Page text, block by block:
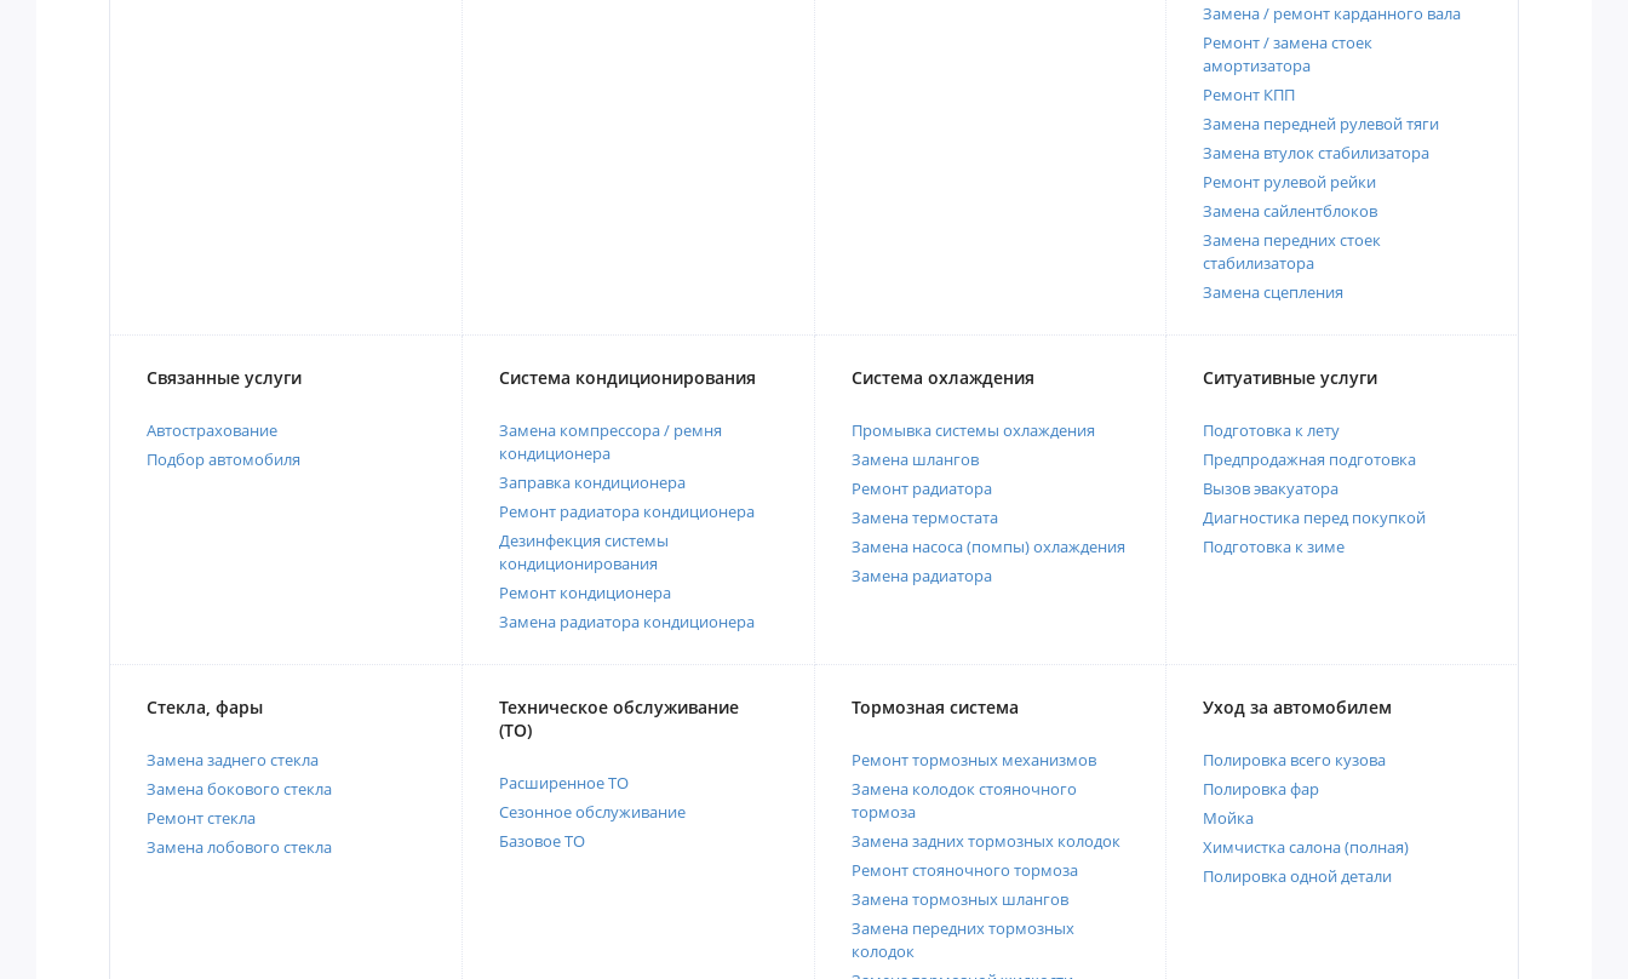
Замена / ремонт карданного вала
Ремонт / замена стоек
амортизатора
Ремонт КПП
Замена передней рулевой тяги
Замена втулок стабилизатора
Ремонт рулевой рейки
Замена сайлентблоков
Замена передних стоек
стабилизатора
Замена сцепления
Связанные услуги
Автострахование
Подбор автомобиля
Система кондиционирования
Замена компрессора / ремня
кондиционера
Заправка кондиционера
Ремонт радиатора кондиционера
Дезинфекция системы
кондиционирования
Ремонт кондиционера
Замена радиатора кондиционера
Система охлаждения
Промывка системы охлаждения
Замена шлангов
Ремонт радиатора
Замена термостата
Замена насоса (помпы) охлаждения
Замена радиатора
Ситуативные услуги
Подготовка к лету
Предпродажная подготовка
Вызов эвакуатора
Диагностика перед покупкой
Подготовка к зиме
Стекла, фары
Замена заднего стекла
Замена бокового стекла
Ремонт стекла
Замена лобового стекла
Техническое обслуживание
(ТО)
Расширенное ТО
Сезонное обслуживание
Базовое ТО
Тормозная система
Ремонт тормозных механизмов
Замена колодок стояночного
тормоза
Замена задних тормозных колодок
Ремонт стояночного тормоза
Замена тормозных шлангов
Замена передних тормозных
колодок
Уход за автомобилем
Полировка всего кузова
Полировка фар
Мойка
Химчистка салона (полная)
Полировка одной детали